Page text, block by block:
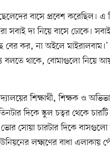
বাসে প্রবেশ করেছিল। এ
সবাই দা নিয়ে বাসে ঢোকে।
বের কর, না অইলে
বলতে থাকে, বোমাগুলো নিয়ে
শিক্ষার্থী, শিক্ষক ও
দিকে স্কুল চত্বর থেকে চারটি
ভোর সোয়া চারটার দিকে
লক্ষ্মণের বাধা